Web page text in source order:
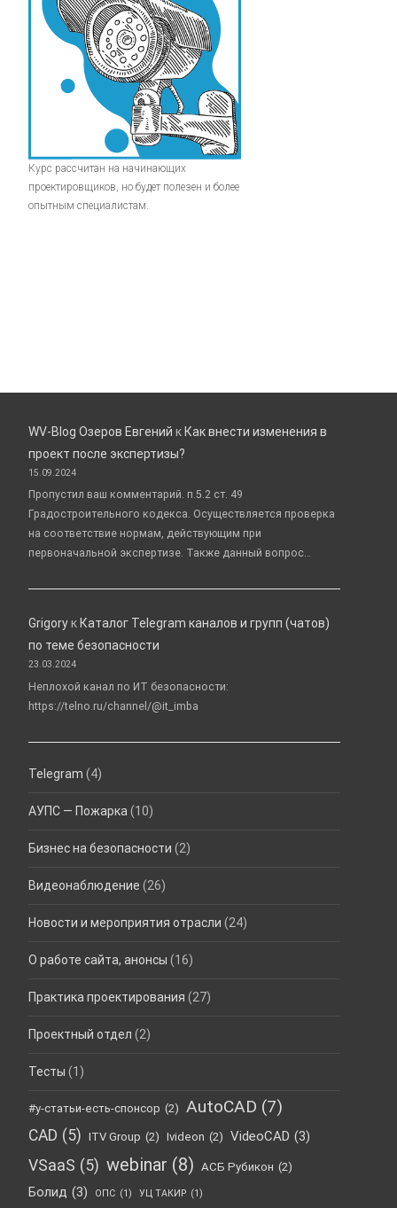
Курс рассчитан на начинающих
проектировщиков, но будет полезен и более
опытным специалистам.
WV-Blog Озеров Евгений кКак внести изменения в
проект после экспертизы?
15.09.2024
Пропустил ваш комментарий. п.5.2 ст. 49
Градостроительного кодекса. Осуществляется проверка
на соответствие нормам, действующим при
первоначальной экспертизе. Также данный вопрос…
Grigoryк Каталог Telegram каналов и групп (чатов)
по теме безопасности
23.03.2024
Неплохой канал по ИТ безопасности:
https://telno.ru/channel/@it_imba
Telegram (4)
АУПС — Пожарка (10)
Бизнес на безопасности (2)
Видеонаблюдение (26)
Новости и мероприятия отрасли (24)
О работе сайта, анонсы (16)
Практика проектирования (27)
Проектный отдел (2)
Тесты (1)
#у-статьи-есть-спонсор (2) AutoCAD (7)
CAD (5) ITV Group (2) Ivideon (2) VideoCAD (3)
VSaaS (5) webinar (8) АСБ Рубикон (2)
Болид (3) ОПС (1) УЦ ТАКИР (1)